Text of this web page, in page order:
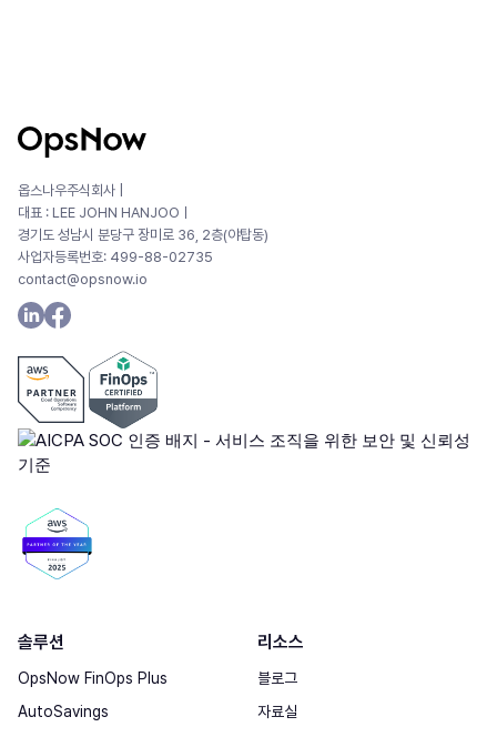
옵스나우주식회사 |
대표 : LEE JOHN HANJOOㅣ
경기도 성남시 분당구 장미로 36, 2층(야탑동)
사업자등록번호: 499-88-02735
contact@opsnow.io
솔루션
OpsNow FinOps Plus
AutoSavings
리소스
블로그
자료실